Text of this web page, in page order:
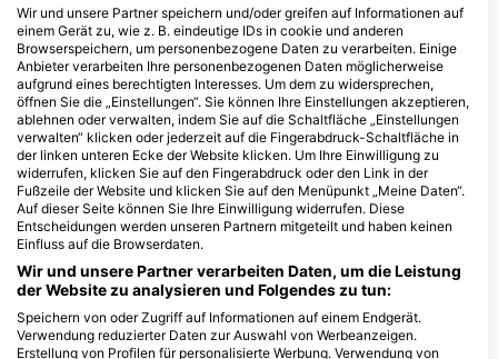
J F M A M J J A S O N D J F M A M J J A S O N D
Dive Center, die diesen Tauchplatz
anbieten
Scuba Active
Unit 2 ground floor, Wickers yard,
tn210hb Horam, Vereinigtes
KÖnigreich
Mulberry Marine
Experiences
PO20 0FJ Selsey, West Sussex,
Vereinigtes KÖnigreich
Tauchplätze in der Nähe
Wir und unsere Partner speichern und/oder greifen auf Informationen auf
einem Gerät zu, wie z. B. eindeutige IDs in cookie und anderen
Browserspeichern, um personenbezogene Daten zu verarbeiten. Einige
Anbieter verarbeiten Ihre personenbezogenen Daten möglicherweise
aufgrund eines berechtigten Interesses. Um dem zu widersprechen,
öffnen Sie die „Einstellungen“. Sie können Ihre Einstellungen akzeptieren,
ablehnen oder verwalten, indem Sie auf die Schaltfläche „Einstellungen
verwalten“ klicken oder jederzeit auf die Fingerabdruck-Schaltfläche in
der linken unteren Ecke der Website klicken. Um Ihre Einwilligung zu
widerrufen, klicken Sie auf den Fingerabdruck oder den Link in der
Fußzeile der Website und klicken Sie auf den Menüpunkt „Meine Daten“.
Auf dieser Seite können Sie Ihre Einwilligung widerrufen. Diese
Entscheidungen werden unseren Partnern mitgeteilt und haben keinen
Einfluss auf die Browserdaten.
Wir und unsere Partner verarbeiten Daten, um die Leistung
der Website zu analysieren und Folgendes zu tun:
Speichern von oder Zugriff auf Informationen auf einem Endgerät.
Verwendung reduzierter Daten zur Auswahl von Werbeanzeigen.
Erstellung von Profilen für personalisierte Werbung. Verwendung von